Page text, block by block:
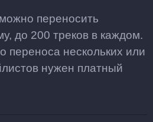
переносить
до 200 треков в каждом.
переноса нескольких или
нужен платный